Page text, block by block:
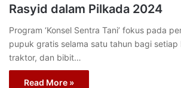
Rasyid dalam Pilkada 2024
Program ‘Konsel Sentra Tani’ fokus pada
pupuk gratis selama satu tahun bagi setiap
traktor, dan bibit…
Read More »